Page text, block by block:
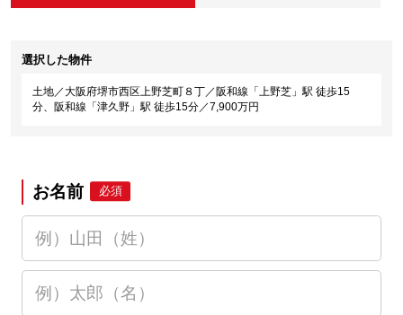
選択した物件
土地／大阪府堺市西区上野芝町８丁／阪和線「上野芝」駅 徒歩15
分、阪和線「津久野」駅 徒歩15分／7,900万円
お名前 必須